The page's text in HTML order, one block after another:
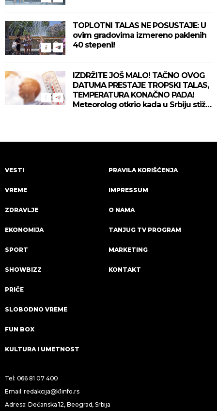
TOPLOTNI TALAS NE POSUSTAJE: U
ovim gradovima izmereno paklenih
40 stepeni!
IZDRŽITE JOŠ MALO! TAČNO OVOG
DATUMA PRESTAJE TROPSKI TALAS,
TEMPERATURA KONAČNO PADA!
Meteorolog otkrio kada u Srbiju stiže
VESTI
VREME
ZDRAVLJE
EKONOMIJA
SPORT
SHOWBIZZ
PRIČE
SLOBODNO VREME
FUN BOX
KULTURA I UMETNOST
PRAVILA KORIŠĆENJA
IMPRESSUM
O NAMA
TANJUG TV PROGRAM
MARKETING
KONTAKT
Tel: 066 81 07 400
Email:redakcija@k1info.rs
Adresa: Dečanska 12, Beograd, Srbija